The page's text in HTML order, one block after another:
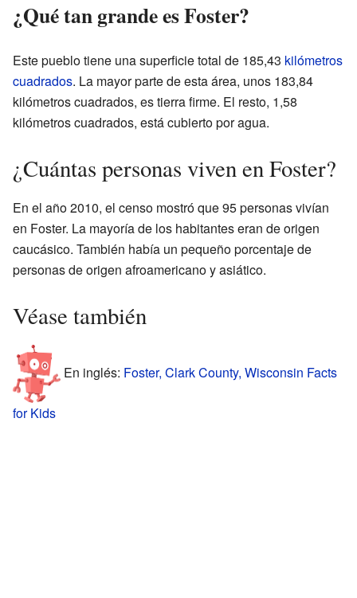
¿Qué tan grande es Foster?
Este pueblo tiene una superficie total de 185,43 kilómetros
cuadrados. La mayor parte de esta área, unos 183,84
kilómetros cuadrados, es tierra firme. El resto, 1,58
kilómetros cuadrados, está cubierto por agua.
¿Cuántas personas viven en Foster?
En el año 2010, el censo mostró que 95 personas vivían
en Foster. La mayoría de los habitantes eran de origen
caucásico. También había un pequeño porcentaje de
personas de origen afroamericano y asiático.
Véase también
En inglés: Foster, Clark County, Wisconsin Facts
for Kids